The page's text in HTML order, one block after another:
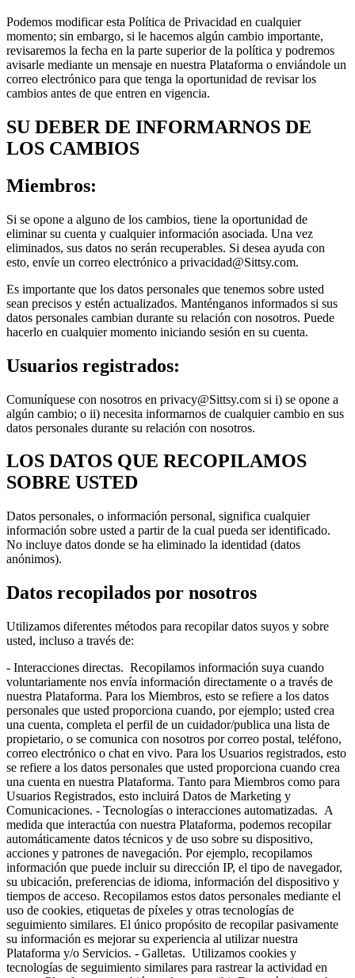
Podemos modificar esta Política de Privacidad en cualquier
momento; sin embargo, si le hacemos algún cambio importante,
revisaremos la fecha en la parte superior de la política y podremos
avisarle mediante un mensaje en nuestra Plataforma o enviándole un
correo electrónico para que tenga la oportunidad de revisar los
cambios antes de que entren en vigencia.
SU DEBER DE INFORMARNOS DE
LOS CAMBIOS
Miembros:
Si se opone a alguno de los cambios, tiene la oportunidad de
eliminar su cuenta y cualquier información asociada. Una vez
eliminados, sus datos no serán recuperables. Si desea ayuda con
esto, envíe un correo electrónico a privacidad@Sittsy.com.
Es importante que los datos personales que tenemos sobre usted
sean precisos y estén actualizados. Manténganos informados si sus
datos personales cambian durante su relación con nosotros. Puede
hacerlo en cualquier momento iniciando sesión en su cuenta.
Usuarios registrados:
Comuníquese con nosotros en privacy@Sittsy.com si i) se opone a
algún cambio; o ii) necesita informarnos de cualquier cambio en sus
datos personales durante su relación con nosotros.
LOS DATOS QUE RECOPILAMOS
SOBRE USTED
Datos personales, o información personal, significa cualquier
información sobre usted a partir de la cual pueda ser identificado.
No incluye datos donde se ha eliminado la identidad (datos
anónimos).
Datos recopilados por nosotros
Utilizamos diferentes métodos para recopilar datos suyos y sobre
usted, incluso a través de:
- Interacciones directas. Recopilamos información suya cuando
voluntariamente nos envía información directamente o a través de
nuestra Plataforma. Para los Miembros, esto se refiere a los datos
personales que usted proporciona cuando, por ejemplo; usted crea
una cuenta, completa el perfil de un cuidador/publica una lista de
propietario, o se comunica con nosotros por correo postal, teléfono,
correo electrónico o chat en vivo. Para los Usuarios registrados, esto
se refiere a los datos personales que usted proporciona cuando crea
una cuenta en nuestra Plataforma. Tanto para Miembros como para
Usuarios Registrados, esto incluirá Datos de Marketing y
Comunicaciones. - Tecnologías o interacciones automatizadas. A
medida que interactúa con nuestra Plataforma, podemos recopilar
automáticamente datos técnicos y de uso sobre su dispositivo,
acciones y patrones de navegación. Por ejemplo, recopilamos
información que puede incluir su dirección IP, el tipo de navegador,
su ubicación, preferencias de idioma, información del dispositivo y
tiempos de acceso. Recopilamos estos datos personales mediante el
uso de cookies, etiquetas de píxeles y otras tecnologías de
seguimiento similares. El único propósito de recopilar pasivamente
su información es mejorar su experiencia al utilizar nuestra
Plataforma y/o Servicios. - Galletas. Utilizamos cookies y
tecnologías de seguimiento similares para rastrear la actividad en